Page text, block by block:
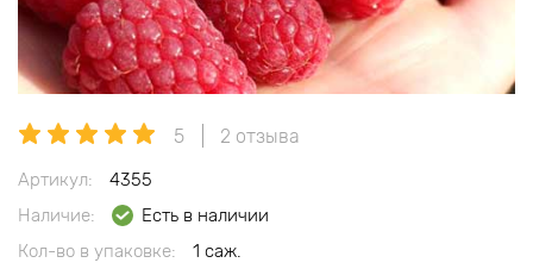
5 2 отзыва
Артикул:
4355
Наличие:
Есть в наличии
Кол-во в упаковке:
1 саж.